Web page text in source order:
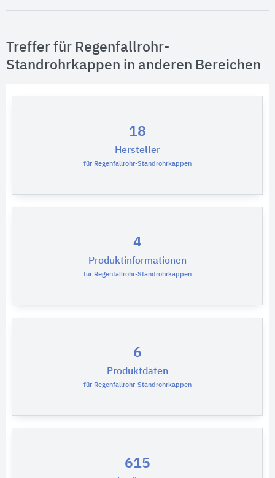
Treffer für Regenfallrohr-
Standrohrkappen in anderen Bereichen
18
Hersteller
für Regenfallrohr-Standrohrkappen
4
Produktinformationen
für Regenfallrohr-Standrohrkappen
6
Produktdaten
für Regenfallrohr-Standrohrkappen
615